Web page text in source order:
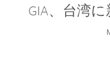
GIA、台湾